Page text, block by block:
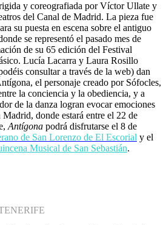
y coreografiada por Víctor Ullate y
del Canal de Madrid. La pieza fue
su puesta en escena sobre el antiguo
se representó el pasado mes de
de su 65 edición del Festival
Lucía Lacarra y Laura Rosillo
consultar a través de la web) dan
el personaje creado por Sófocles,
la conciencia y la obediencia, y a
de la danza logran evocar emociones
donde estará entre el 22 de
Antígona podrá disfrutarse el 8 de
de San Lorenzo de El Escorial y el
Musical de San Sebastián.